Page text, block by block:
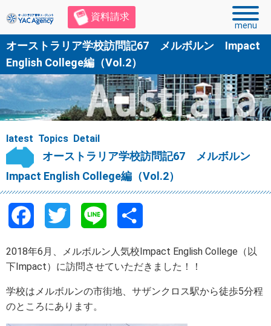
資料請求
menu
オーストラリア学校訪問記67 メルボルン Impact
English College編（Vol.2）
latest Topics Detail
オーストラリア学校訪問記67 メルボルン
Impact English College編（Vol.2）
c
e
i
t
n
e
2018年6月、メルボルン人気校Impact English College（以
下Impact）に訪問させていただきました！！
学校はメルボルンの市街地、サザンクロス駅から徒歩5分程
のところにあります。